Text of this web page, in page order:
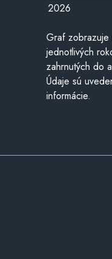
2026
Graf zobrazuje
jednotlivých
zahrnutých do
Údaje sú
informácie.